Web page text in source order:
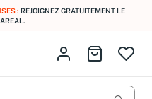
: REJOIGNEZ GRATUITEMENT LE
Identifiez-vous
Aller au